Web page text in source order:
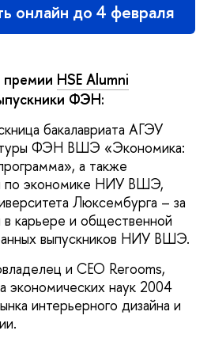
онлайн до 4 февраля
премии HSE Alumni
ФЭН:
бакалавриата АГЭУ
ФЭН ВШЭ «Экономика:
а также
по экономике НИУ ВШЭ,
Люксембурга – за
карьере и общественной
выпускников НИУ ВШЭ.
и CEO Rerooms,
экономических наук 2004
интерьерного дизайна и